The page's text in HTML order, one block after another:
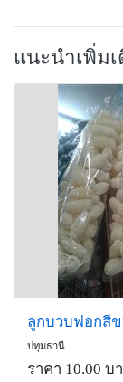
แนะนำเพิ่ม
ลูกบวบฟอกสีข
ปทุมธานี
ราคา 10.00 บ